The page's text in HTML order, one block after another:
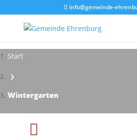
info@gemeinde-
Start
›
Wintergarten
Impressionen - Mareike Kranz
